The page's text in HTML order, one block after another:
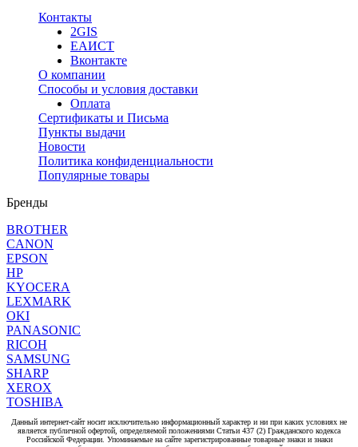
Контакты
2GIS
ЕАИСТ
Вконтакте
О компании
Способы и условия доставки
Оплата
Сертификаты и Письма
Пункты выдачи
Новости
Политика конфиденциальности
Популярные товары
Бренды
BROTHER
CANON
EPSON
HP
KYOCERA
LEXMARK
OKI
PANASONIC
RICOH
SAMSUNG
SHARP
XEROX
TOSHIBA
Данный интернет-сайт носит исключительно информационный характер и ни при каких условиях не
является публичной офертой, определяемой положениями Статьи 437 (2) Гражданского кодекса
Российской Федерации. Упоминаемые на сайте зарегистрированные товарные знаки и знаки